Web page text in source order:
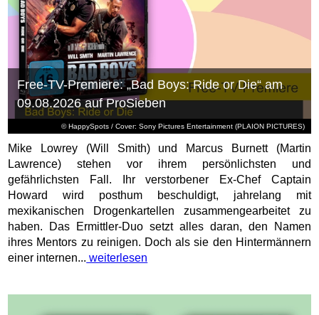
© HappySpots / Cover: Sony Pictures Entertainment (PLAION PICTURES)
Free-TV-Premiere: „Bad Boys: Ride or Die“ am
09.08.2026 auf ProSieben
Mike Lowrey (Will Smith) und Marcus Burnett (Martin
Lawrence) stehen vor ihrem persönlichsten und
gefährlichsten Fall. Ihr verstorbener Ex-Chef Captain
Howard wird posthum beschuldigt, jahrelang mit
mexikanischen Drogenkartellen zusammengearbeitet zu
haben. Das Ermittler-Duo setzt alles daran, den Namen
ihres Mentors zu reinigen. Doch als sie den Hintermännern
einer internen... weiterlesen